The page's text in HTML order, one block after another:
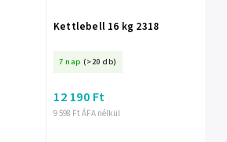
Kettlebell 16 kg 2318
7 nap (>20 db)
9 598 Ft ÁFA nélkül
12 190 Ft